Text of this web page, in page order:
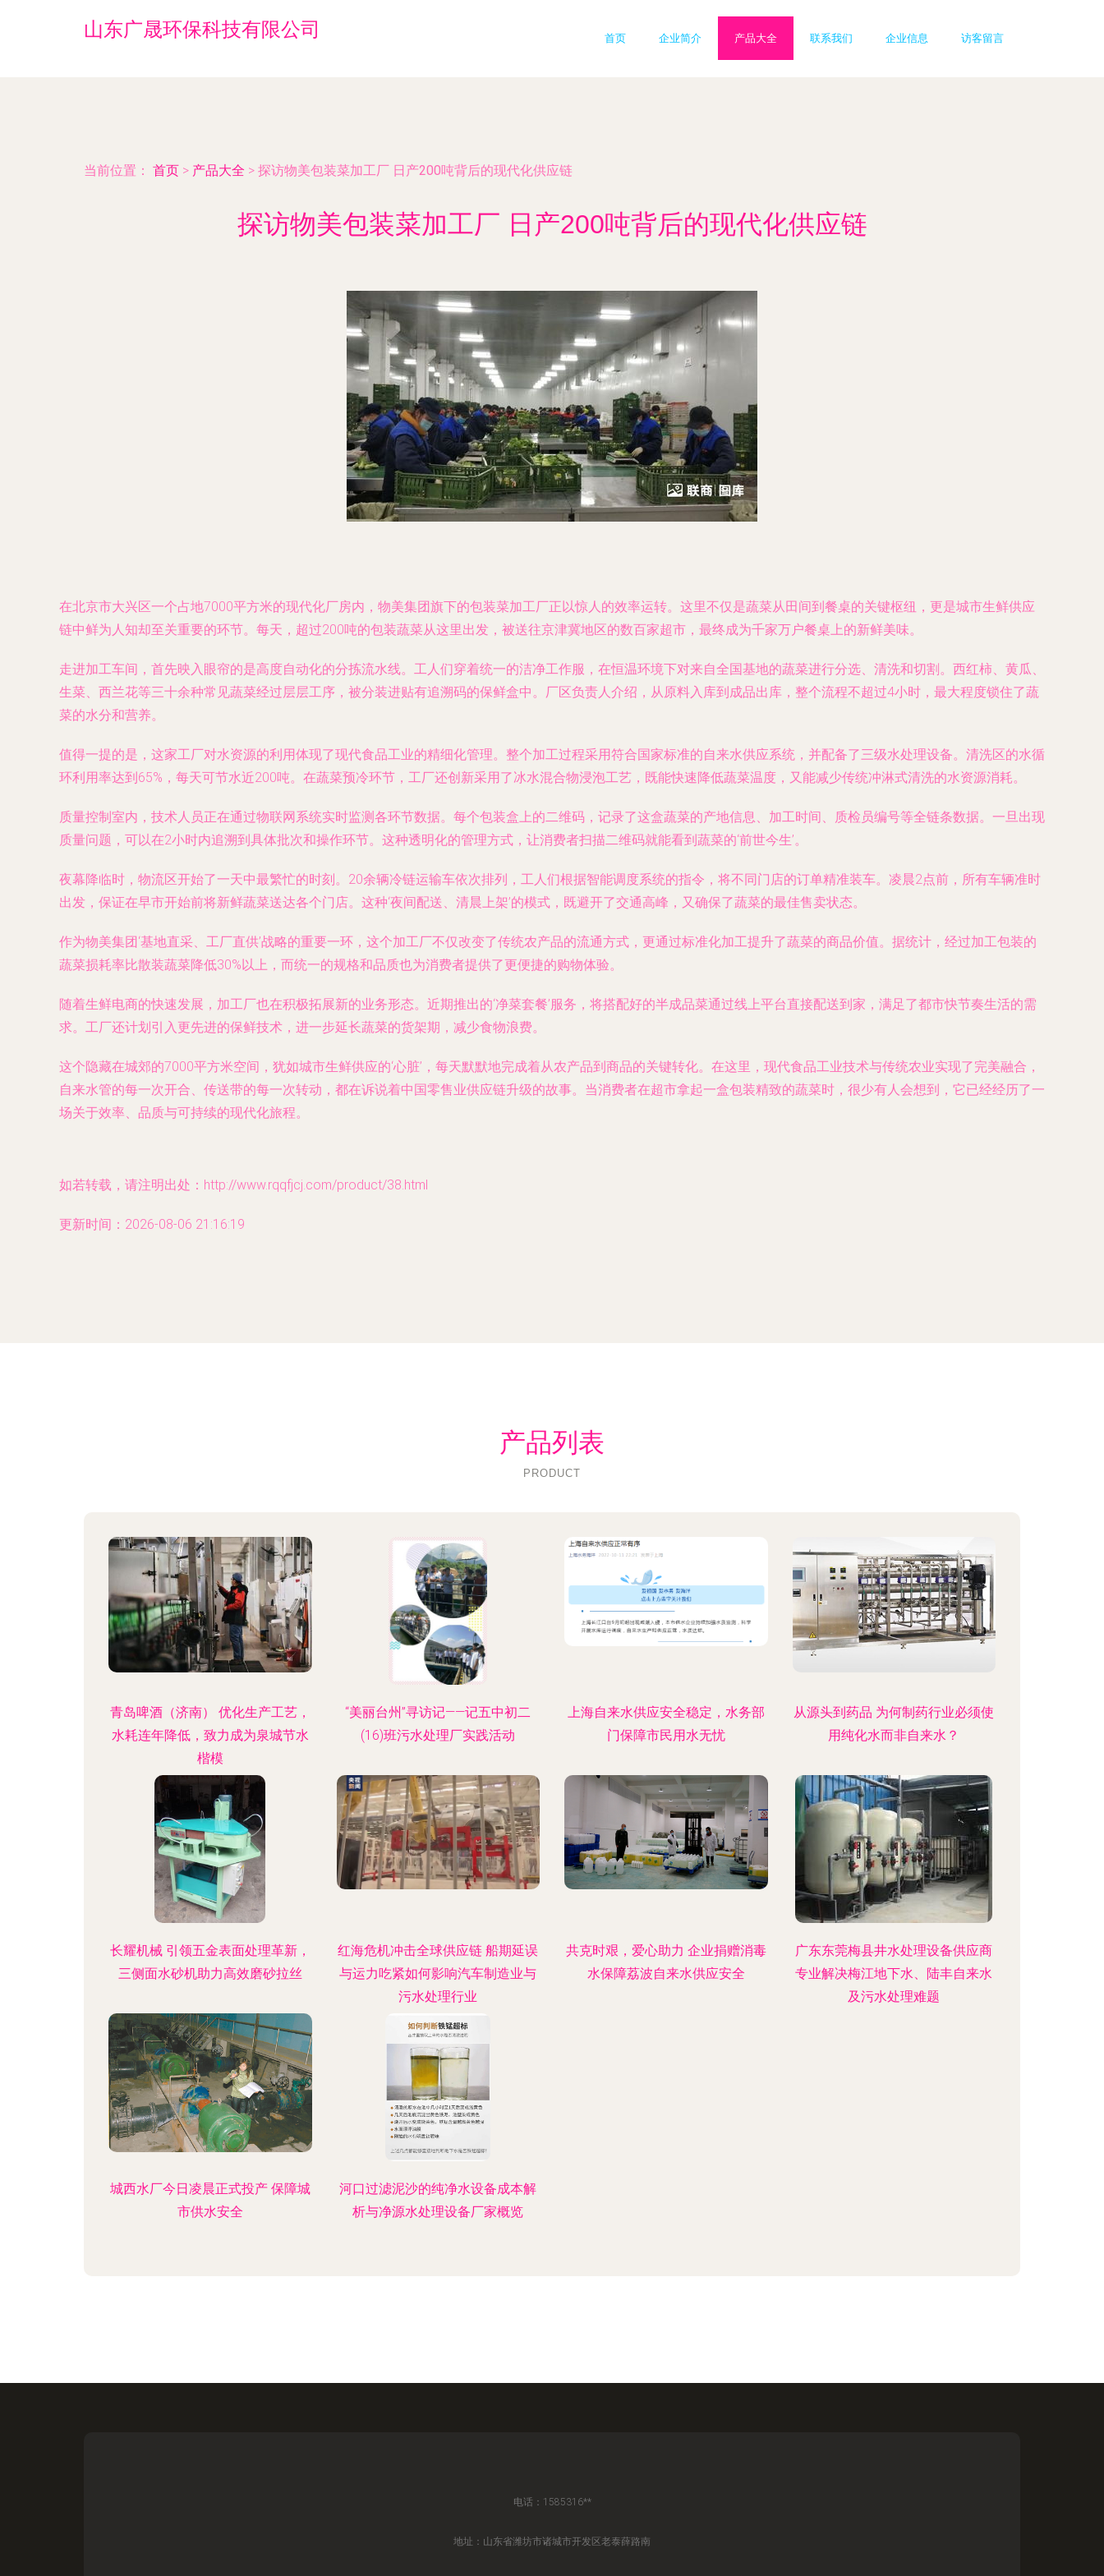
山东广晟环保科技有限公司 首页 企业简介 产品大全 联系我们 企业信息 访客留言
当前位置： 首页 > 产品大全 > 探访物美包装菜加工厂 日产200吨背后的现代化供应链
探访物美包装菜加工厂 日产200吨背后的现代化供应链
在北京市大兴区一个占地7000平方米的现代化厂房内，物美集团旗下的包装菜加工厂正以惊人的效率运转。这里不仅是蔬菜从田间到餐桌的关键枢纽，更是城市生鲜供应
链中鲜为人知却至关重要的环节。每天，超过200吨的包装蔬菜从这里出发，被送往京津冀地区的数百家超市，最终成为千家万户餐桌上的新鲜美味。
走进加工车间，首先映入眼帘的是高度自动化的分拣流水线。工人们穿着统一的洁净工作服，在恒温环境下对来自全国基地的蔬菜进行分选、清洗和切割。西红柿、黄瓜、
生菜、西兰花等三十余种常见蔬菜经过层层工序，被分装进贴有追溯码的保鲜盒中。厂区负责人介绍，从原料入库到成品出库，整个流程不超过4小时，最大程度锁住了蔬
菜的水分和营养。
值得一提的是，这家工厂对水资源的利用体现了现代食品工业的精细化管理。整个加工过程采用符合国家标准的自来水供应系统，并配备了三级水处理设备。清洗区的水循
环利用率达到65%，每天可节水近200吨。在蔬菜预冷环节，工厂还创新采用了冰水混合物浸泡工艺，既能快速降低蔬菜温度，又能减少传统冲淋式清洗的水资源消耗。
质量控制室内，技术人员正在通过物联网系统实时监测各环节数据。每个包装盒上的二维码，记录了这盒蔬菜的产地信息、加工时间、质检员编号等全链条数据。一旦出现
质量问题，可以在2小时内追溯到具体批次和操作环节。这种透明化的管理方式，让消费者扫描二维码就能看到蔬菜的‘前世今生’。
夜幕降临时，物流区开始了一天中最繁忙的时刻。20余辆冷链运输车依次排列，工人们根据智能调度系统的指令，将不同门店的订单精准装车。凌晨2点前，所有车辆准时
出发，保证在早市开始前将新鲜蔬菜送达各个门店。这种‘夜间配送、清晨上架’的模式，既避开了交通高峰，又确保了蔬菜的最佳售卖状态。
作为物美集团‘基地直采、工厂直供’战略的重要一环，这个加工厂不仅改变了传统农产品的流通方式，更通过标准化加工提升了蔬菜的商品价值。据统计，经过加工包装的
蔬菜损耗率比散装蔬菜降低30%以上，而统一的规格和品质也为消费者提供了更便捷的购物体验。
随着生鲜电商的快速发展，加工厂也在积极拓展新的业务形态。近期推出的‘净菜套餐’服务，将搭配好的半成品菜通过线上平台直接配送到家，满足了都市快节奏生活的需
求。工厂还计划引入更先进的保鲜技术，进一步延长蔬菜的货架期，减少食物浪费。
这个隐藏在城郊的7000平方米空间，犹如城市生鲜供应的‘心脏’，每天默默地完成着从农产品到商品的关键转化。在这里，现代食品工业技术与传统农业实现了完美融合，
自来水管的每一次开合、传送带的每一次转动，都在诉说着中国零售业供应链升级的故事。当消费者在超市拿起一盒包装精致的蔬菜时，很少有人会想到，它已经经历了一
场关于效率、品质与可持续的现代化旅程。
如若转载，请注明出处：http://www.rqqfjcj.com/product/38.html
更新时间：2026-08-06 21:16:19
产品列表
PRODUCT
青岛啤酒（济南） 优化生产工艺，
水耗连年降低，致力成为泉城节水
楷模
“美丽台州”寻访记——记五中初二
(16)班污水处理厂实践活动
上海自来水供应安全稳定，水务部
门保障市民用水无忧
从源头到药品 为何制药行业必须使
用纯化水而非自来水？
长耀机械 引领五金表面处理革新，
三侧面水砂机助力高效磨砂拉丝
红海危机冲击全球供应链 船期延误
与运力吃紧如何影响汽车制造业与
污水处理行业
共克时艰，爱心助力 企业捐赠消毒
水保障荔波自来水供应安全
广东东莞梅县井水处理设备供应商
专业解决梅江地下水、陆丰自来水
及污水处理难题
城西水厂今日凌晨正式投产 保障城
市供水安全
河口过滤泥沙的纯净水设备成本解
析与净源水处理设备厂家概览
电话：1585316**
地址：山东省潍坊市诸城市开发区老泰薛路南